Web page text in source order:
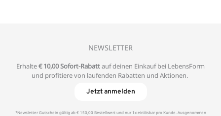
NEWSLETTER
Erhalte€ 10,00 Sofort-Rabattauf deinen Einkauf bei LebensForm
und profitiere von laufenden Rabatten und Aktionen.
Jetzt anmelden
*Newsletter Gutschein gültig ab € 150,00 Bestellwert und nur 1x einlösbar pro Kunde. Ausgenommen